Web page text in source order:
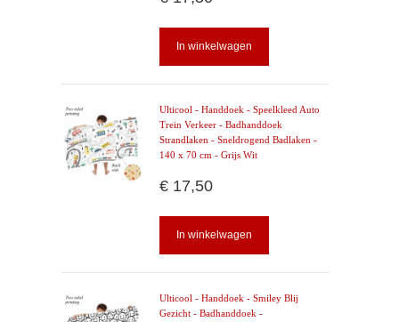
In winkelwagen
Ulticool - Handdoek - Speelkleed Auto
Trein Verkeer - Badhanddoek
Strandlaken - Sneldrogend Badlaken -
140 x 70 cm - Grijs Wit
€ 17,50
In winkelwagen
Ulticool - Handdoek - Smiley Blij
Gezicht - Badhanddoek -